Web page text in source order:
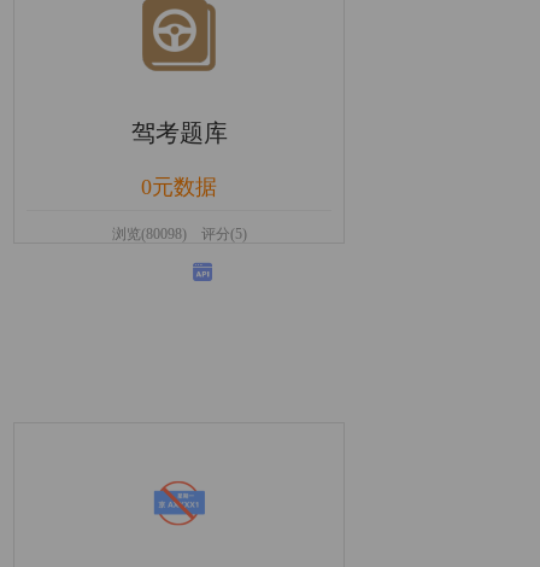
驾考题库
0元数据
浏览(80098) 评分(5)